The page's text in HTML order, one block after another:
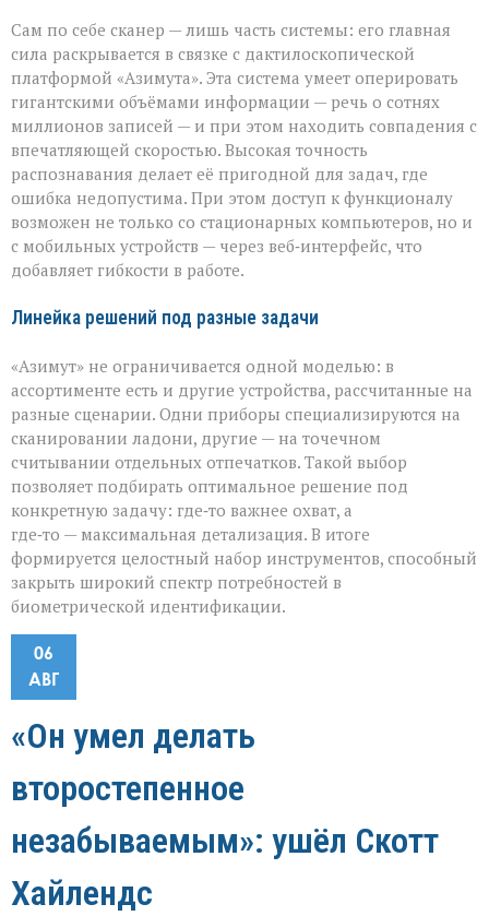
Сам по себе сканер — лишь часть системы: его главная
сила раскрывается в связке с дактилоскопической
платформой «Азимута». Эта система умеет оперировать
гигантскими объёмами информации — речь о сотнях
миллионов записей — и при этом находить совпадения с
впечатляющей скоростью. Высокая точность
распознавания делает её пригодной для задач, где
ошибка недопустима. При этом доступ к функционалу
возможен не только со стационарных компьютеров, но и
с мобильных устройств — через веб‑интерфейс, что
добавляет гибкости в работе.
Линейка решений под разные задачи
«Азимут» не ограничивается одной моделью: в
ассортименте есть и другие устройства, рассчитанные на
разные сценарии. Одни приборы специализируются на
сканировании ладони, другие — на точечном
считывании отдельных отпечатков. Такой выбор
позволяет подбирать оптимальное решение под
конкретную задачу: где‑то важнее охват, а
где‑то — максимальная детализация. В итоге
формируется целостный набор инструментов, способный
закрыть широкий спектр потребностей в
биометрической идентификации.
06
АВГ
«Он умел делать
второстепенное
незабываемым»: ушёл Скотт
Хайлендс